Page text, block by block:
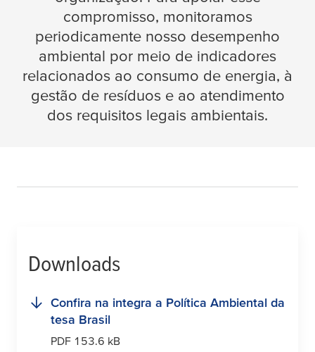
compromisso, monitoramos
periodicamente nosso desempenho
ambiental por meio de indicadores
relacionados ao consumo de energia, à
gestão de resíduos e ao atendimento
dos requisitos legais ambientais.
Downloads
Confira na integra a Política Ambiental da
tesa Brasil
PDF 153.6 kB